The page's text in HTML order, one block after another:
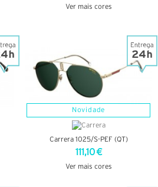
Ver mais cores
Novidade
Carrera 1025/S-PEF (QT)
111,10 €
Ver mais cores